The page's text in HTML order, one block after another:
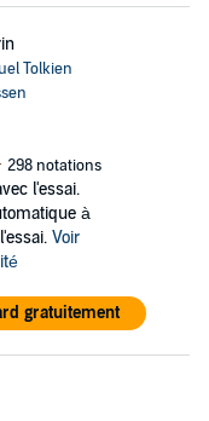
Tolkien
298 notations
l'essai.
à
Voir
gratuitement